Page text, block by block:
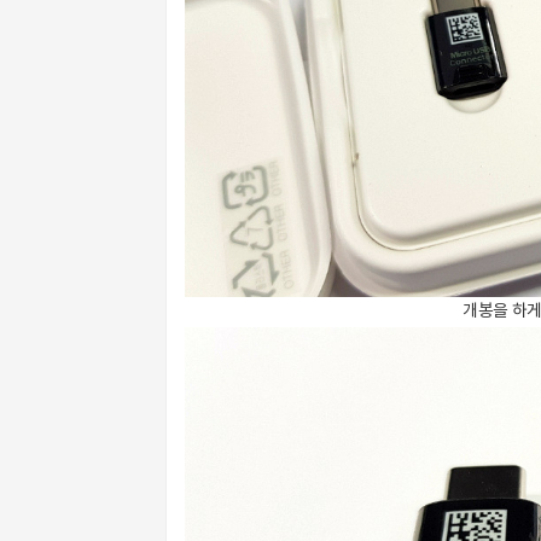
개봉을 하